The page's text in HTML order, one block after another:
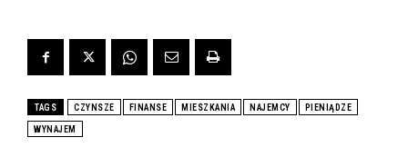
TAGS CZYNSZE FINANSE MIESZKANIA NAJEMCY PIENIĄDZE
WYNAJEM